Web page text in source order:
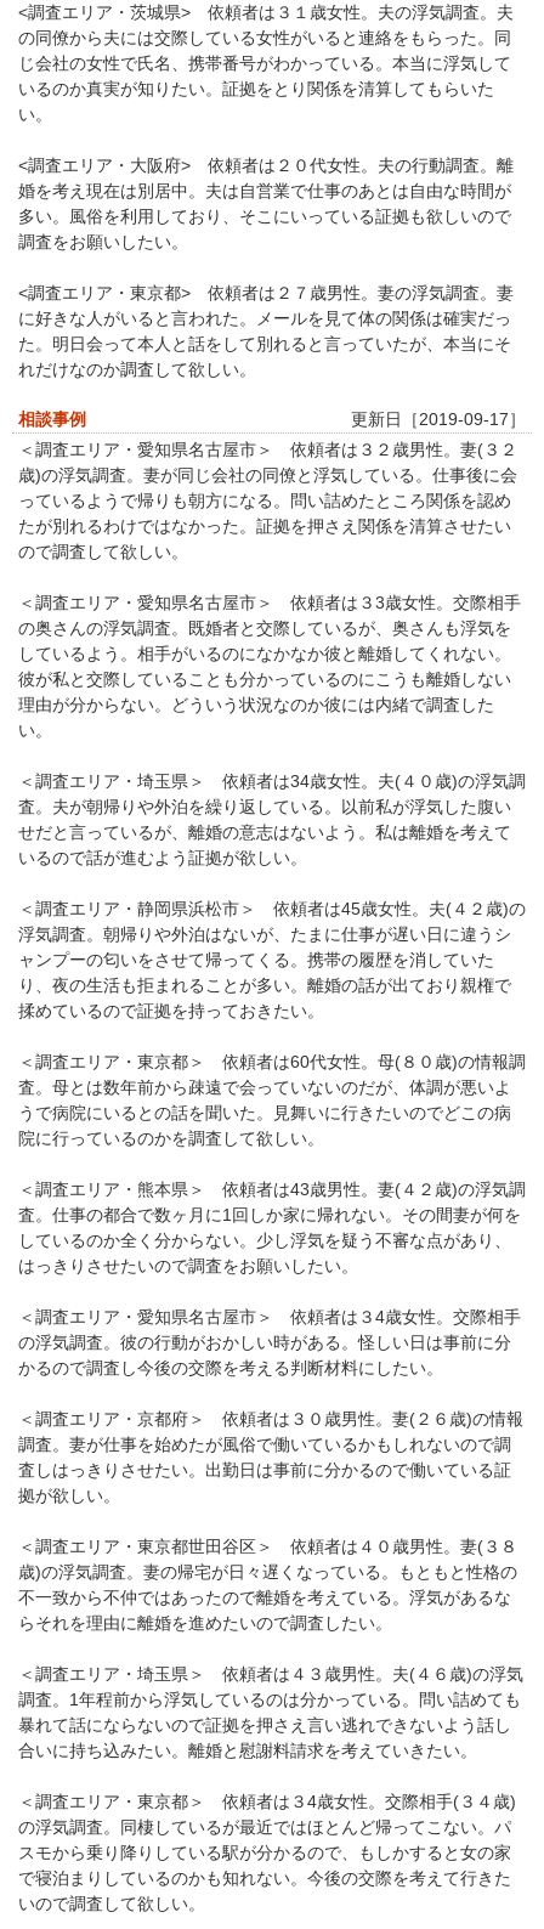
<調査エリア・茨城県> 依頼者は３１歳女性。夫の浮気調査。夫
の同僚から夫には交際している女性がいると連絡をもらった。同
じ会社の女性で氏名、携帯番号がわかっている。本当に浮気して
いるのか真実が知りたい。証拠をとり関係を清算してもらいた
い。
<調査エリア・大阪府> 依頼者は２０代女性。夫の行動調査。離
婚を考え現在は別居中。夫は自営業で仕事のあとは自由な時間が
多い。風俗を利用しており、そこにいっている証拠も欲しいので
調査をお願いしたい。
<調査エリア・東京都> 依頼者は２７歳男性。妻の浮気調査。妻
に好きな人がいると言われた。メールを見て体の関係は確実だっ
た。明日会って本人と話をして別れると言っていたが、本当にそ
れだけなのか調査して欲しい。
相談事例
更新日［2019-09-17］
＜調査エリア・愛知県名古屋市＞ 依頼者は３２歳男性。妻(３２
歳)の浮気調査。妻が同じ会社の同僚と浮気している。仕事後に会
っているようで帰りも朝方になる。問い詰めたところ関係を認め
たが別れるわけではなかった。証拠を押さえ関係を清算させたい
ので調査して欲しい。
＜調査エリア・愛知県名古屋市＞ 依頼者は３3歳女性。交際相手
の奥さんの浮気調査。既婚者と交際しているが、奥さんも浮気を
しているよう。相手がいるのになかなか彼と離婚してくれない。
彼が私と交際していることも分かっているのにこうも離婚しない
理由が分からない。どういう状況なのか彼には内緒で調査した
い。
＜調査エリア・埼玉県＞ 依頼者は34歳女性。夫(４０歳)の浮気調
査。夫が朝帰りや外泊を繰り返している。以前私が浮気した腹い
せだと言っているが、離婚の意志はないよう。私は離婚を考えて
いるので話が進むよう証拠が欲しい。
＜調査エリア・静岡県浜松市＞ 依頼者は45歳女性。夫(４２歳)の
浮気調査。朝帰りや外泊はないが、たまに仕事が遅い日に違うシ
ャンプーの匂いをさせて帰ってくる。携帯の履歴を消していた
り、夜の生活も拒まれることが多い。離婚の話が出ており親権で
揉めているので証拠を持っておきたい。
＜調査エリア・東京都＞ 依頼者は60代女性。母(８０歳)の情報調
査。母とは数年前から疎遠で会っていないのだが、体調が悪いよ
うで病院にいるとの話を聞いた。見舞いに行きたいのでどこの病
院に行っているのかを調査して欲しい。
＜調査エリア・熊本県＞ 依頼者は43歳男性。妻(４２歳)の浮気調
査。仕事の都合で数ヶ月に1回しか家に帰れない。その間妻が何を
しているのか全く分からない。少し浮気を疑う不審な点があり、
はっきりさせたいので調査をお願いしたい。
＜調査エリア・愛知県名古屋市＞ 依頼者は３4歳女性。交際相手
の浮気調査。彼の行動がおかしい時がある。怪しい日は事前に分
かるので調査し今後の交際を考える判断材料にしたい。
＜調査エリア・京都府＞ 依頼者は３０歳男性。妻(２６歳)の情報
調査。妻が仕事を始めたが風俗で働いているかもしれないので調
査しはっきりさせたい。出勤日は事前に分かるので働いている証
拠が欲しい。
＜調査エリア・東京都世田谷区＞ 依頼者は４０歳男性。妻(３８
歳)の浮気調査。妻の帰宅が日々遅くなっている。もともと性格の
不一致から不仲ではあったので離婚を考えている。浮気があるな
らそれを理由に離婚を進めたいので調査したい。
＜調査エリア・埼玉県＞ 依頼者は４３歳男性。夫(４６歳)の浮気
調査。1年程前から浮気しているのは分かっている。問い詰めても
暴れて話にならないので証拠を押さえ言い逃れできないよう話し
合いに持ち込みたい。離婚と慰謝料請求を考えていきたい。
＜調査エリア・東京都＞ 依頼者は３4歳女性。交際相手(３４歳)
の浮気調査。同棲しているが最近ではほとんど帰ってこない。パ
スモから乗り降りしている駅が分かるので、もしかすると女の家
で寝泊まりしているのかも知れない。今後の交際を考えて行きた
いので調査して欲しい。